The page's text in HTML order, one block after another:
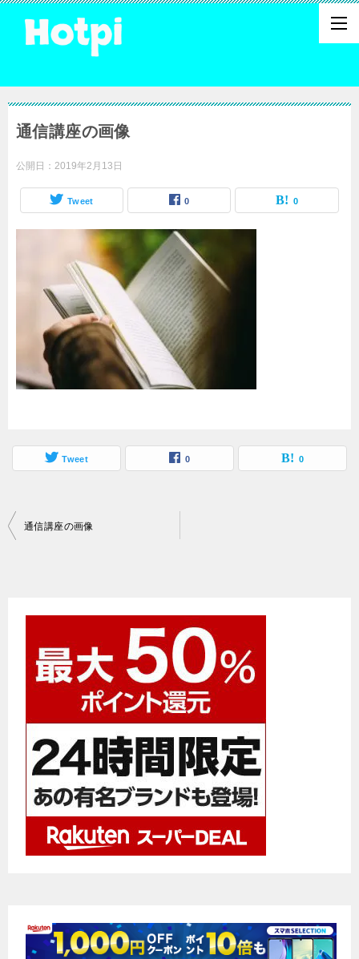
通信講座の画像
公開日： 2019年2月13日
Tweet 0 0
Tweet 0 0
投
通信講座の画像